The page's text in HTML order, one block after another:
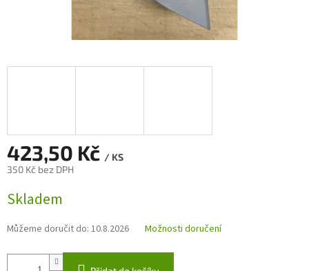
423,50 Kč / KS
350 Kč bez DPH
cena:
Skladem
Můžeme doručit do: 10.8.2026 Možnosti doručení